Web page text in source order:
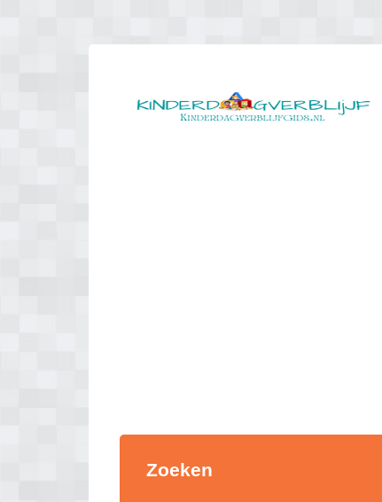
Zoeken